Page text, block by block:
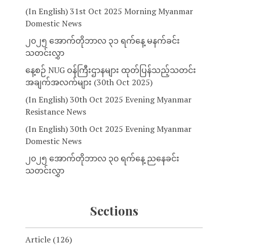
(In English) 31st Oct 2025 Morning Myanmar
Domestic News
၂၀၂၅ အောက်တိုဘာလ ၃၁ ရက်နေ့ မနက်ခင်း
သတင်းလွှာ
နေ့စဉ် NUG ဝန်ကြီးဌာနများ ထုတ်ပြန်သည့်သတင်း
အချက်အလက်များ (30th Oct 2025)
(In English) 30th Oct 2025 Evening Myanmar
Resistance News
(In English) 30th Oct 2025 Evening Myanmar
Domestic News
၂၀၂၅ အောက်တိုဘာလ ၃၀ ရက်နေ့ ညနေခင်း
သတင်းလွှာ
Sections
Article (126)